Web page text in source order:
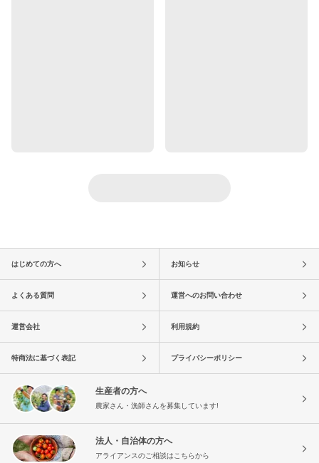
はじめての方へ お知らせ
よくある質問 運営へのお問い合わせ
運営会社 利用規約
特商法に基づく表記 プライバシーポリシー
生産者の方へ
農家さん・漁師さんを募集しています!
法人・自治体の方へ
アライアンスのご相談はこちらから